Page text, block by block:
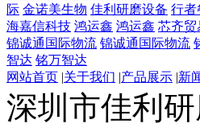
际 金诺美生物 佳利研磨设备 行者
海嘉信科技 鸿运鑫 鸿运鑫 芯齐贸
锦诚通国际物流 锦诚通国际物流
智达 铭万智达
网站首页 |关于我们 |产品展示 |新
深圳市佳利